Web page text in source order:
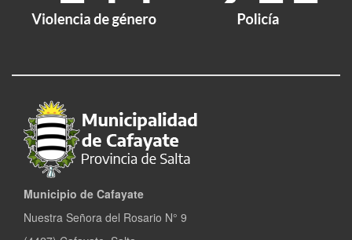
Municipio de Cafayate
Nuestra Señora del Rosario N° 9